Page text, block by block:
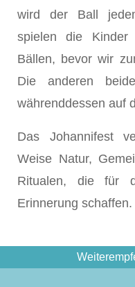
wird der Ball
spielen die
Bällen, bevor wir
Die anderen
währenddessen auf
Das Johannifest
Weise Natur,
Ritualen, die für
Erinnerung schaffen.